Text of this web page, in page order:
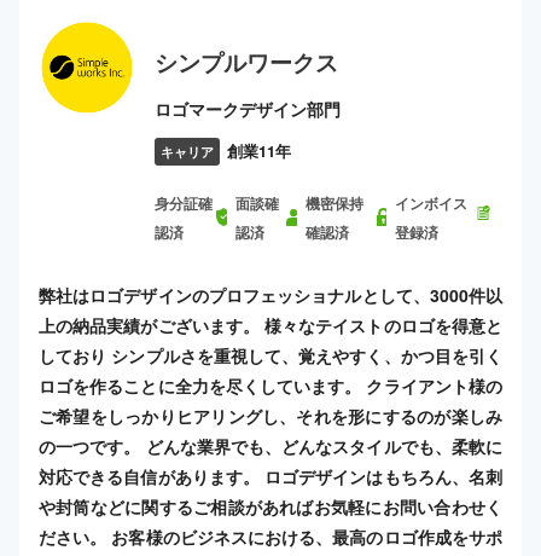
シンプルワークス
ロゴマークデザイン部門
キャリア 創業11年
身分証確
認済
面談確
認済
機密保持
確認済
インボイス
登録済
弊社はロゴデザインのプロフェッショナルとして、3000件以
上の納品実績がございます。 様々なテイストのロゴを得意と
しており シンプルさを重視して、覚えやすく、かつ目を引く
ロゴを作ることに全力を尽くしています。 クライアント様の
ご希望をしっかりヒアリングし、それを形にするのが楽しみ
の一つです。 どんな業界でも、どんなスタイルでも、柔軟に
対応できる自信があります。 ロゴデザインはもちろん、名刺
や封筒などに関するご相談があればお気軽にお問い合わせく
ださい。 お客様のビジネスにおける、最高のロゴ作成をサポ